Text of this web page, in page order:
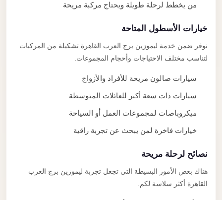
من يخطط لرحلة طويلة ويحتاج مركبة مريحة
خيارات الأسطول المتاحة
نوفر ضمن خدمة ليموزين برج العرب القاهرة تشكيلة من المركبات
لتناسب مختلف الاحتياجات وأحجام المجموعات.
سيارات صالون مريحة للأفراد والأزواج
سيارات ذات سعة أكبر للعائلات المتوسطة
ميكروباصات لمجموعات العمل أو السياحة
خيارات فاخرة لمن يبحث عن تجربة راقية
نصائح لرحلة مريحة
هناك بعض الأمور البسيطة التي تجعل تجربة ليموزين برج العرب
القاهرة أكثر سلاسة لكم.